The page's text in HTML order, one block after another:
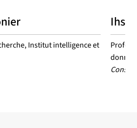
Institut intelligence et